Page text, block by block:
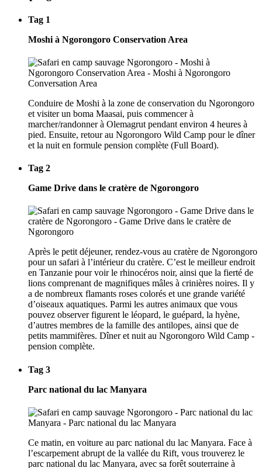
Tag 1
Moshi à Ngorongoro Conservation Area
Conduire de Moshi à la zone de conservation du Ngorongoro
et visiter un boma Maasai, puis commencer à
marcher/randonner à Olemagrut pendant environ 4 heures à
pied. Ensuite, retour au Ngorongoro Wild Camp pour le dîner
et la nuit en formule pension complète (Full Board).
Tag 2
Game Drive dans le cratère de Ngorongoro
Après le petit déjeuner, rendez-vous au cratère de Ngorongoro
pour un safari à l’intérieur du cratère. C’est le meilleur endroit
en Tanzanie pour voir le rhinocéros noir, ainsi que la fierté de
lions comprenant de magnifiques mâles à crinières noires. Il y
a de nombreux flamants roses colorés et une grande variété
d’oiseaux aquatiques. Parmi les autres animaux que vous
pouvez observer figurent le léopard, le guépard, la hyène,
d’autres membres de la famille des antilopes, ainsi que de
petits mammifères. Dîner et nuit au Ngorongoro Wild Camp -
pension complète.
Tag 3
Parc national du lac Manyara
Ce matin, en voiture au parc national du lac Manyara. Face à
l’escarpement abrupt de la vallée du Rift, vous trouverez le
parc national du lac Manyara, avec sa forêt souterraine à